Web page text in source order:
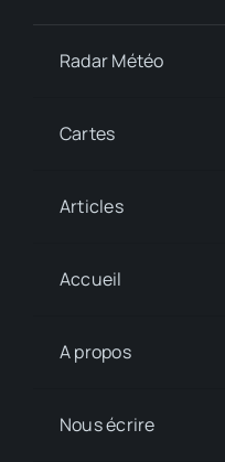
Radar Météo
Cartes
Articles
Accueil
A propos
Nous écrire